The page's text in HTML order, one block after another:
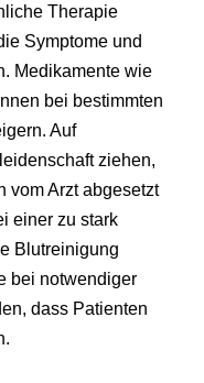
Therapie
Symptome und
Medikamente wie
bei bestimmten
Auf
ziehen,
vom Arzt abgesetzt
einer zu stark
Blutreinigung
bei notwendiger
dass Patienten